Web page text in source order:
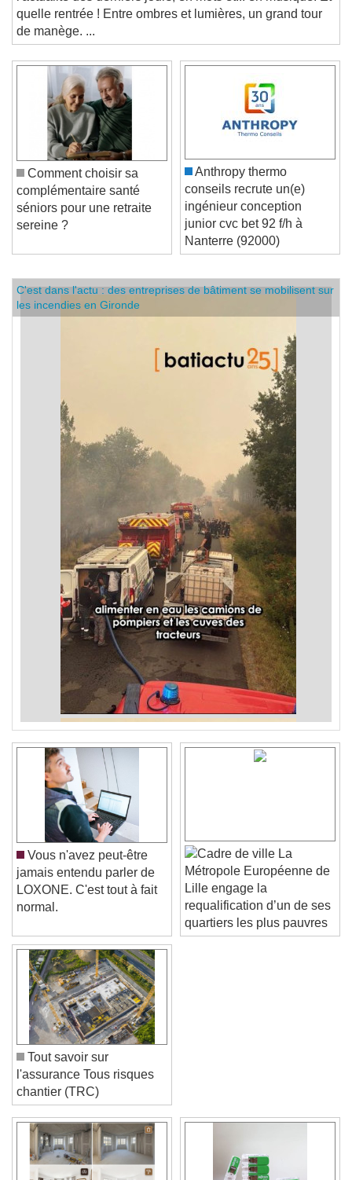
l'actualité des derniers jours, en mots et... en musique. Et
quelle rentrée ! Entre ombres et lumières, un grand tour
de manège. ...
Comment choisir sa
complémentaire santé
séniors pour une retraite
Anthropy thermo
conseils recrute un(e)
ingénieur conception
junior cvc bet 92 f/h à
Nanterre (92000)
Video Player is loading.
Play Video
C'est dans l'actu : des entreprises de bâtiment se mobilisent sur
les incendies en Gironde
Vous n'avez peut-être
jamais entendu parler de
LOXONE. C'est tout à fait
La
Métropole Européenne de
Lille engage la
requalification d’un de ses
quartiers les plus pauvres
Tout savoir sur
l'assurance Tous risques
chantier (TRC)